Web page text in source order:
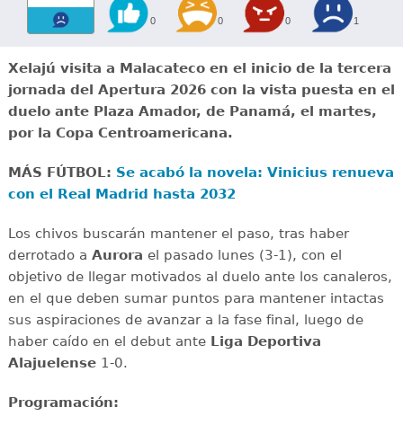
0 0 0 1
Xelajú visita a Malacateco en el inicio de la tercera
jornada del Apertura 2026 con la vista puesta en el
duelo ante Plaza Amador, de Panamá, el martes,
por la Copa Centroamericana.
MÁS FÚTBOL: Se acabó la novela: Vinicius renueva
con el Real Madrid hasta 2032
Los chivos buscarán mantener el paso, tras haber
derrotado a Aurora el pasado lunes (3-1), con el
objetivo de llegar motivados al duelo ante los canaleros,
en el que deben sumar puntos para mantener intactas
sus aspiraciones de avanzar a la fase final, luego de
haber caído en el debut ante Liga Deportiva
Alajuelense1-0.
Programación: